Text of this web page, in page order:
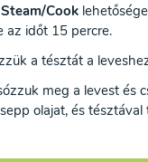
köret cukkinivel és
Megtekintése
Steam/Cook
az időt 15 percre.
a tésztát a
meg a levest és
olajat, és tésztával